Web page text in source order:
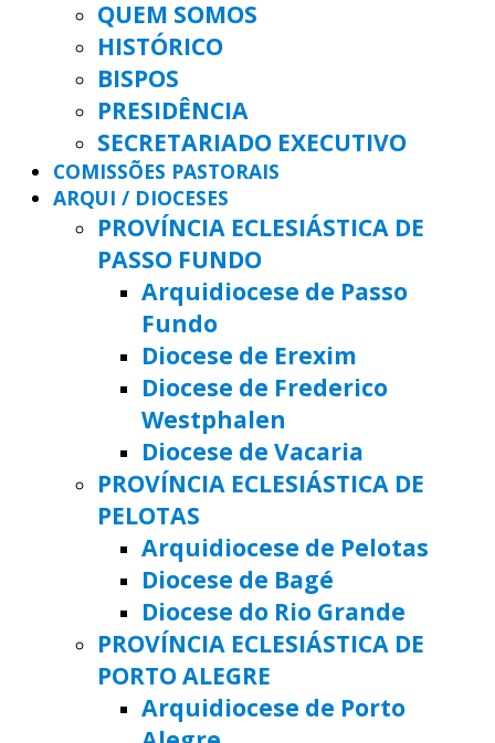
QUEM SOMOS
HISTÓRICO
BISPOS
PRESIDÊNCIA
SECRETARIADO EXECUTIVO
COMISSÕES PASTORAIS
ARQUI / DIOCESES
PROVÍNCIA ECLESIÁSTICA DE
PASSO FUNDO
Arquidiocese de Passo
Fundo
Diocese de Erexim
Diocese de Frederico
Westphalen
Diocese de Vacaria
PROVÍNCIA ECLESIÁSTICA DE
PELOTAS
Arquidiocese de Pelotas
Diocese de Bagé
Diocese do Rio Grande
PROVÍNCIA ECLESIÁSTICA DE
PORTO ALEGRE
Arquidiocese de Porto